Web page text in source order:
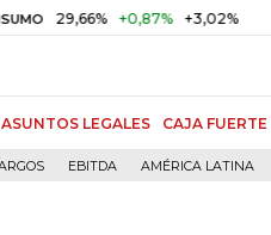
+0,87% +3,02% DTF
ASUNTOS LEGALES CAJA FUERTE
EBITDA AMÉRICA LATINA